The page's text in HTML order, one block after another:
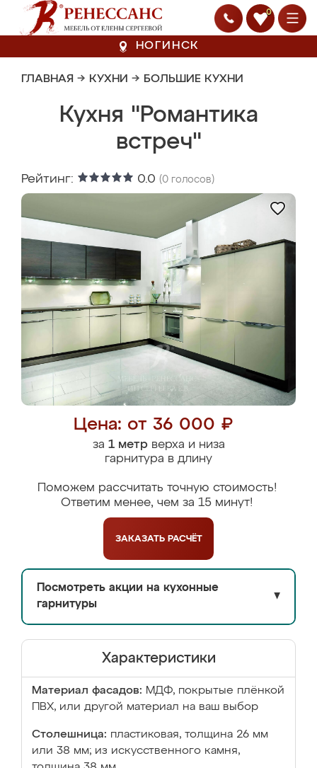
0
НОГИНСК
ГЛАВНАЯ → КУХНИ → БОЛЬШИЕ КУХНИ
Кухня "Романтика
встреч"
Рейтинг: 0.0 (0 голосов)
Цена: от 36 000 ₽
за 1 метрверха и низа
гарнитура в длину
Поможем рассчитать точную стоимость!
Ответим менее, чем за 15 минут!
ЗАКАЗАТЬ РАСЧЁТ
Посмотреть акции на кухонные
гарнитуры
▼
Характеристики
Материал фасадов: МДФ, покрытые плёнкой
ПВХ, или другой материал на ваш выбор
Столешница: пластиковая, толщина 26 мм
или 38 мм; из искусственного камня,